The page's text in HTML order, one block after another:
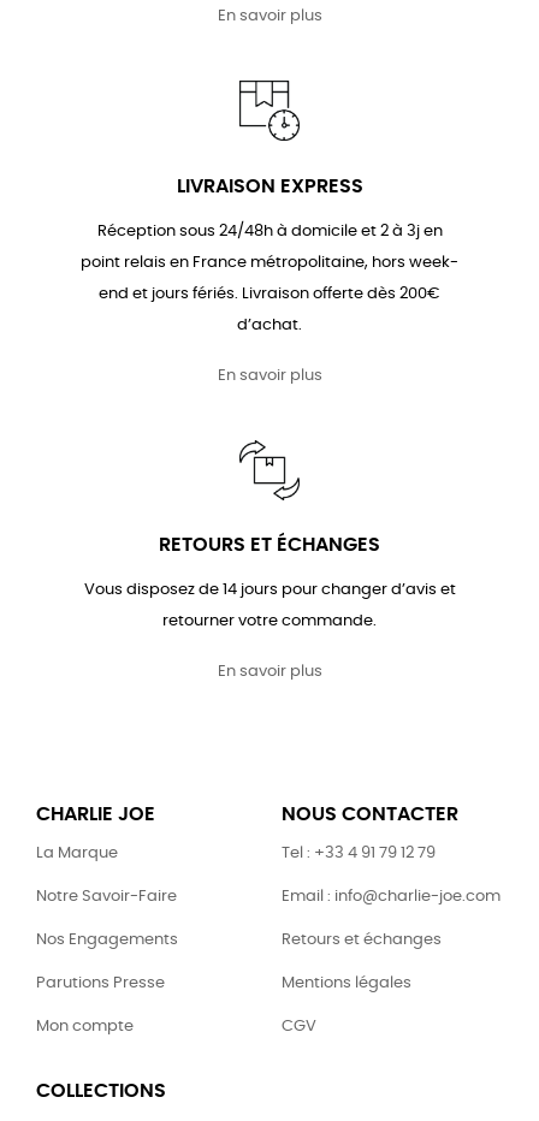
En savoir plus
LIVRAISON EXPRESS
Réception sous 24/48h à domicile et 2 à 3j en
point relais en France métropolitaine, hors week-
end et jours fériés. Livraison offerte dès 200€
d’achat.
En savoir plus
RETOURS ET ÉCHANGES
Vous disposez de 14 jours pour changer d’avis et
retourner votre commande.
En savoir plus
CHARLIE JOE
La Marque
Notre Savoir-Faire
Nos Engagements
Parutions Presse
Mon compte
NOUS CONTACTER
Tel : +33 4 91 79 12 79
Email : info@charlie-joe.com
Retours et échanges
Mentions légales
CGV
COLLECTIONS